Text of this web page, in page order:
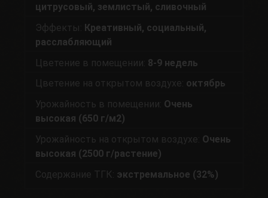
цитрусовый, землистый, сливочный
Эффекты: Креативный, социальный,
расслабляющий
Цветение в помещении: 8-9 недель
Цветение на открытом воздухе: октябрь
Урожайность в помещении: Очень
высокая (650 г/м2)
Урожайность на открытом воздухе: Очень
высокая (2500 г/растение)
Содержание ТГК: экстремальное (32%)